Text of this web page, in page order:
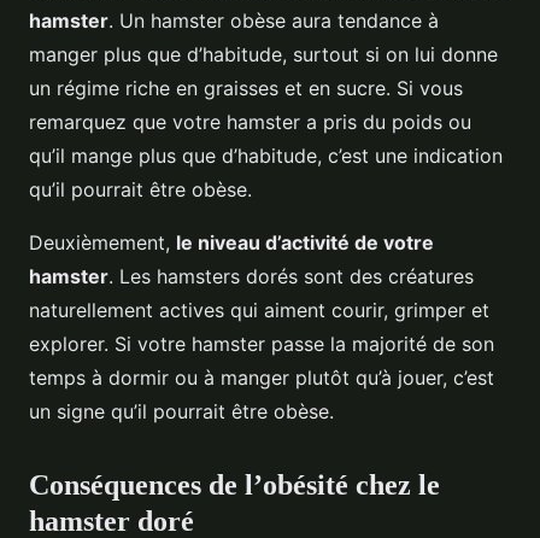
hamster. Un hamster obèse aura tendance à
manger plus que d’habitude, surtout si on lui donne
un régime riche en graisses et en sucre. Si vous
remarquez que votre hamster a pris du poids ou
qu’il mange plus que d’habitude, c’est une indication
qu’il pourrait être obèse.
Deuxièmement, le niveau d’activité de votre
hamster. Les hamsters dorés sont des créatures
naturellement actives qui aiment courir, grimper et
explorer. Si votre hamster passe la majorité de son
temps à dormir ou à manger plutôt qu’à jouer, c’est
un signe qu’il pourrait être obèse.
Conséquences de l’obésité chez le
hamster doré